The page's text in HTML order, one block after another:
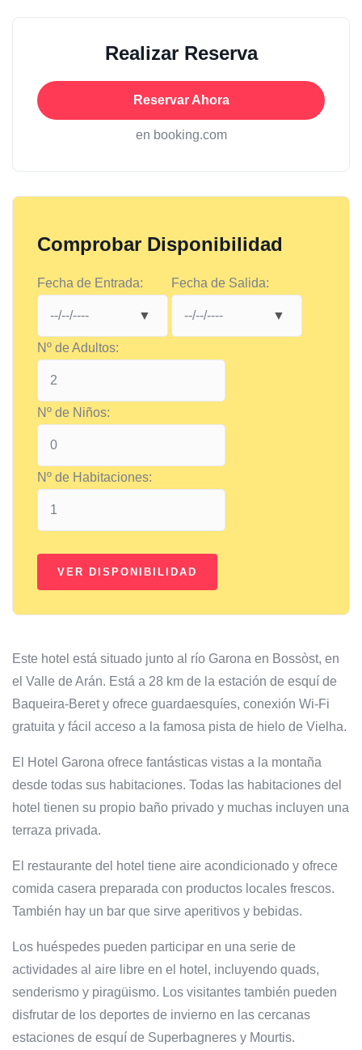
Realizar Reserva
Reservar Ahora
en booking.com
Comprobar Disponibilidad
Fecha de Entrada: Fecha de Salida:
Nº de Adultos:
Nº de Niños:
Nº de Habitaciones:
Este hotel está situado junto al río Garona en Bossòst, en
el Valle de Arán. Está a 28 km de la estación de esquí de
Baqueira-Beret y ofrece guardaesquíes, conexión Wi-Fi
gratuita y fácil acceso a la famosa pista de hielo de Vielha.
El Hotel Garona ofrece fantásticas vistas a la montaña
desde todas sus habitaciones. Todas las habitaciones del
hotel tienen su propio baño privado y muchas incluyen una
terraza privada.
El restaurante del hotel tiene aire acondicionado y ofrece
comida casera preparada con productos locales frescos.
También hay un bar que sirve aperitivos y bebidas.
Los huéspedes pueden participar en una serie de
actividades al aire libre en el hotel, incluyendo quads,
senderismo y piragüismo. Los visitantes también pueden
disfrutar de los deportes de invierno en las cercanas
estaciones de esquí de Superbagneres y Mourtis.